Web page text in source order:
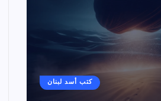
كتب أسد لبنان